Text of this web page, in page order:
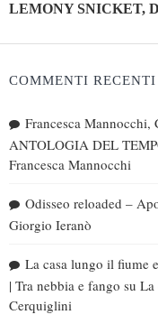
LEMONY SNICKET,
COMMENTI RECENTI
Francesca Mannocchi,
ANTOLOGIA DEL
Francesca Mannocchi
Odisseo reloaded –
Giorgio Ieranò
La casa lungo il fiume
| Tra nebbia e fango su La
Cerquiglini